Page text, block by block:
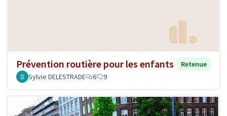
Prévention routière pour les enfants
Retenue
Sylvie DELESTRADE
6 9